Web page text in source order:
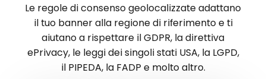
Le regole di consenso geolocalizzate adattano
il tuo banner alla regione di riferimento e ti
aiutano a rispettare il GDPR, la direttiva
ePrivacy, le leggi dei singoli stati USA, la LGPD,
il PIPEDA, la FADP e molto altro.